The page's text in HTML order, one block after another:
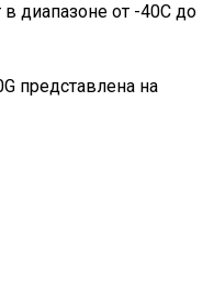
диапазоне от -40С до
представлена на